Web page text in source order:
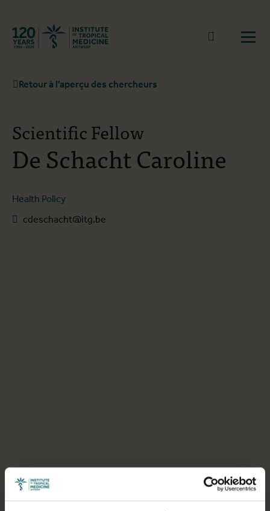
Retourner à la page d'accueil
go to
Retour à l'aperçu des chercheurs
De Schacht Caroline
Scientific Fellow
Health Policy
cdeschacht@itg.be
Sélectionner un onglet